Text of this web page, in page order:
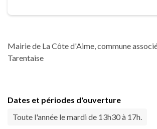
Mairie de La Côte d'Aime, commune
Tarentaise
Dates et périodes d'ouverture
Toute l'année le mardi de 13h30 à 17h.